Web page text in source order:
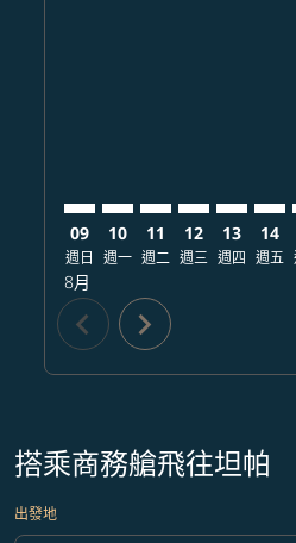
09
週日
8月
10
週一
11
週二
12
週三
13
週四
14
週五
chevron_left chevron_right
搭乘商務艙飛往坦帕
出發地